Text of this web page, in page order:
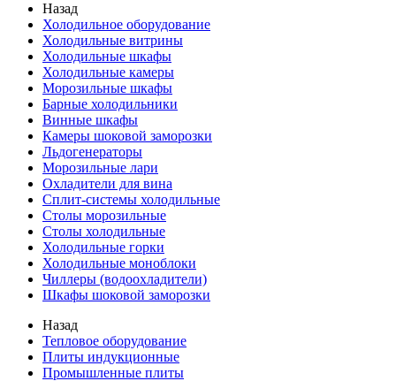
Назад
Холодильное оборудование
Холодильные витрины
Холодильные шкафы
Холодильные камеры
Морозильные шкафы
Барные холодильники
Винные шкафы
Камеры шоковой заморозки
Льдогенераторы
Морозильные лари
Охладители для вина
Сплит-системы холодильные
Столы морозильные
Столы холодильные
Холодильные горки
Холодильные моноблоки
Чиллеры (водоохладители)
Шкафы шоковой заморозки
Назад
Тепловое оборудование
Плиты индукционные
Промышленные плиты